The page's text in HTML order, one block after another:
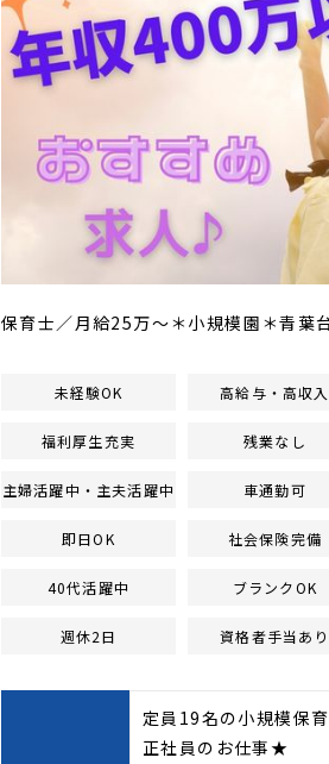
保育士／月給25万～＊小規模園＊青葉
未経験OK 高給与・高収入
福利厚生充実 残業なし
主婦活躍中・主夫活躍中 車通勤可
即日OK 社会保険完備
40代活躍中 ブランクOK
週休2日 資格者手当あり
定員19名の小規模保
正社員のお仕事★